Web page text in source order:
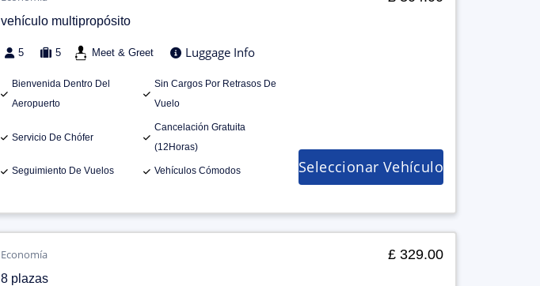
vehículo multipropósito
5 5 Meet & Greet Luggage Info
Bienvenida Dentro Del
Aeropuerto
Sin Cargos Por Retrasos De
Vuelo
Servicio De Chófer
Cancelación Gratuita
(12Horas)
Seguimiento De Vuelos Vehículos Cómodos Seleccionar Vehículo
Economía
8 plazas
£ 329.00